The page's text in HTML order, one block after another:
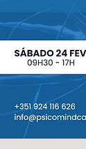
KidsCare